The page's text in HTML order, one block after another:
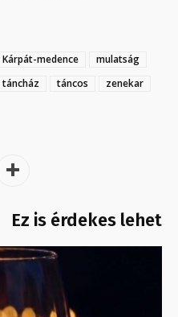
Kárpát-medence
mulatság
táncház táncos
zenekar
Ez is érdekes lehet